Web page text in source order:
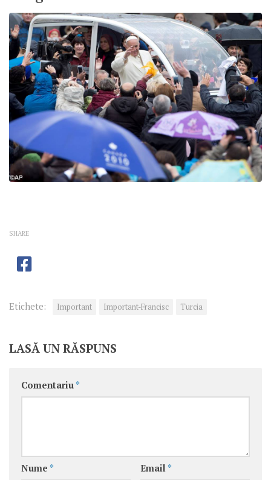
SHARE
Etichete: Important Important-Francisc Turcia
LASĂ UN RĂSPUNS
Comentariu *
Nume * Email *